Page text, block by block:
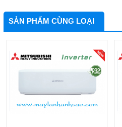
SẢN PHẨM CÙNG LOẠI